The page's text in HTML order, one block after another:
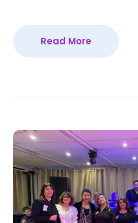
Read More